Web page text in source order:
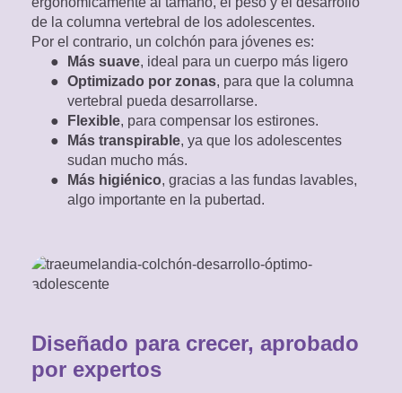
juveniles:
¿Cuánto tiempo se puede
guardar un colchón enrollado
en una caja?
enrollados y envasados al vacío por
motivos de transporte. Para que los
le recomendamos que no guarde el
colchón enrollado durante
de la columna vertebral de los adolescentes.
Por el contrario, un colchón para jóvenes es:
Más suave, ideal para un cuerpo más ligero
Optimizado por zonas, para que la columna
vertebral pueda desarrollarse.
Flexible, para compensar los estirones.
Más transpirable, ya que los adolescentes
sudan mucho más.
Más higiénico, gracias a las fundas lavables,
algo importante en la pubertad.
Diseñado para crecer, aprobado
por expertos